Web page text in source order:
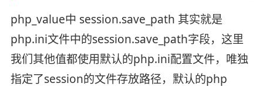
php_value中 session.save_path 其实就是
php.ini文件中的session.save_path字段，这里
我们其他值都使用默认的php.ini配置文件，唯独
指定了session的文件存放路径，默认的php